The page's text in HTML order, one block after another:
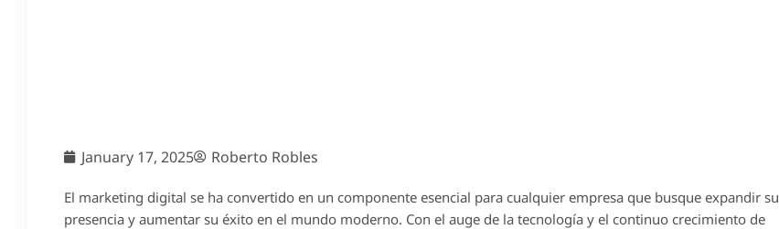
January 17, 2025 Roberto Robles
El marketing digital se ha convertido en un componente esencial para cualquier empresa que busque expandir su
presencia y aumentar su éxito en el mundo moderno. Con el auge de la tecnología y el continuo crecimiento de